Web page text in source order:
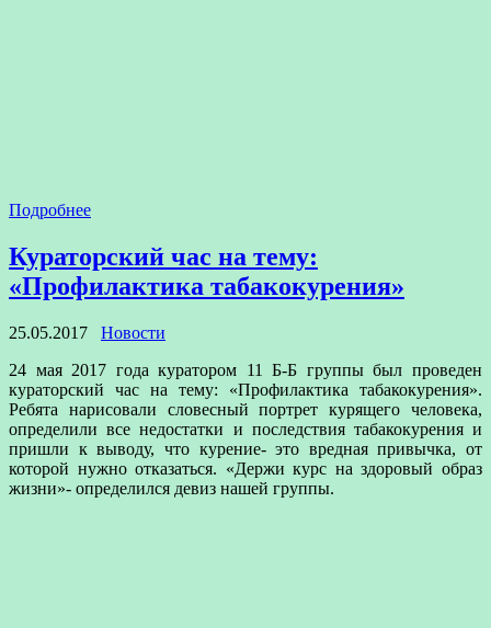
Подробнее
Кураторский час на тему:
«Профилактика табакокурения»
25.05.2017
Новости
24 мая 2017 года куратором 11 Б-Б группы был проведен
кураторский час на тему: «Профилактика табакокурения».
Ребята нарисовали словесный портрет курящего человека,
определили все недостатки и последствия табакокурения и
пришли к выводу, что курение- это вредная привычка, от
которой нужно отказаться. «Держи курс на здоровый образ
жизни»- определился девиз нашей группы.